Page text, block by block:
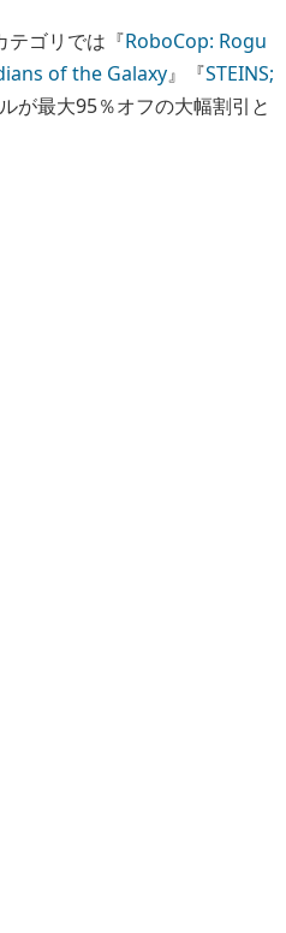
テゴリでは『RoboCop: Rogu
of the Galaxy』『STEINS;
が最大95％オフの大幅割引と